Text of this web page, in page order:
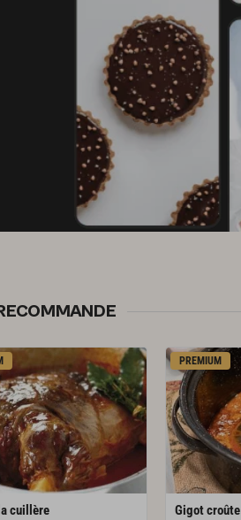
lacuillère
PREMIUM
Gigotcroûte